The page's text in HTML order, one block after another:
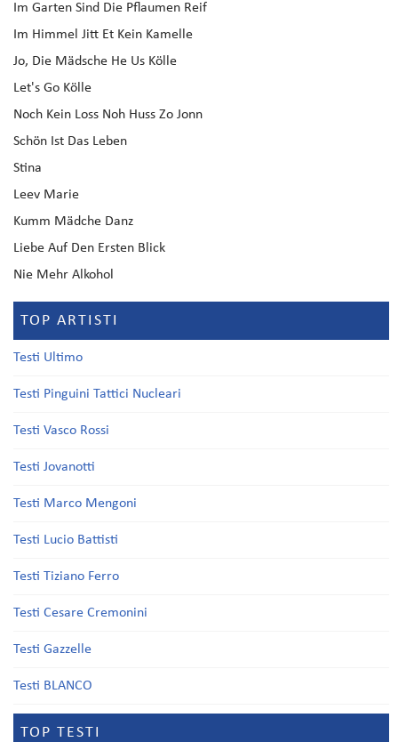
Im Garten Sind Die Pflaumen Reif
Im Himmel Jitt Et Kein Kamelle
Jo, Die Mädsche He Us Kölle
Let's Go Kölle
Noch Kein Loss Noh Huss Zo Jonn
Schön Ist Das Leben
Stina
Leev Marie
Kumm Mädche Danz
Liebe Auf Den Ersten Blick
Nie Mehr Alkohol
TOP ARTISTI
Testi Ultimo
Testi Pinguini Tattici Nucleari
Testi Vasco Rossi
Testi Jovanotti
Testi Marco Mengoni
Testi Lucio Battisti
Testi Tiziano Ferro
Testi Cesare Cremonini
Testi Gazzelle
Testi BLANCO
TOP TESTI